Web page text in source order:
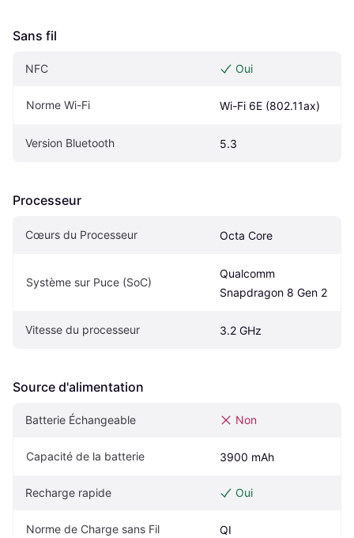
Sans fil
NFC Oui
Norme Wi-Fi Wi-Fi 6E (802.11ax)
Version Bluetooth 5.3
Processeur
Cœurs du Processeur Octa Core
Système sur Puce (SoC)
Qualcomm
Snapdragon 8 Gen 2
Vitesse du processeur 3.2 GHz
Source d'alimentation
Batterie Échangeable Non
Capacité de la batterie 3900 mAh
Recharge rapide Oui
Norme de Charge sans Fil QI